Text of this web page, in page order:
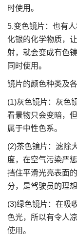
时使用。
5.变色镜片：也有
化银的化学物质，
射，就会变成有色
同时使用。
镜片的颜色种类及
(1)灰色镜片：灰色
看景物只会变暗，
属于中性色系。
(2)茶色镜片：滤除
度，在空气污染严
挡住平滑光亮表面
分，是驾驶员的理想
(3)绿色镜片：在吸
色光，所以有令人
使用。